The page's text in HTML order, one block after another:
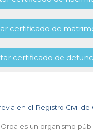
certificado de
certificado de
en el Registro Civil de
es un organismo